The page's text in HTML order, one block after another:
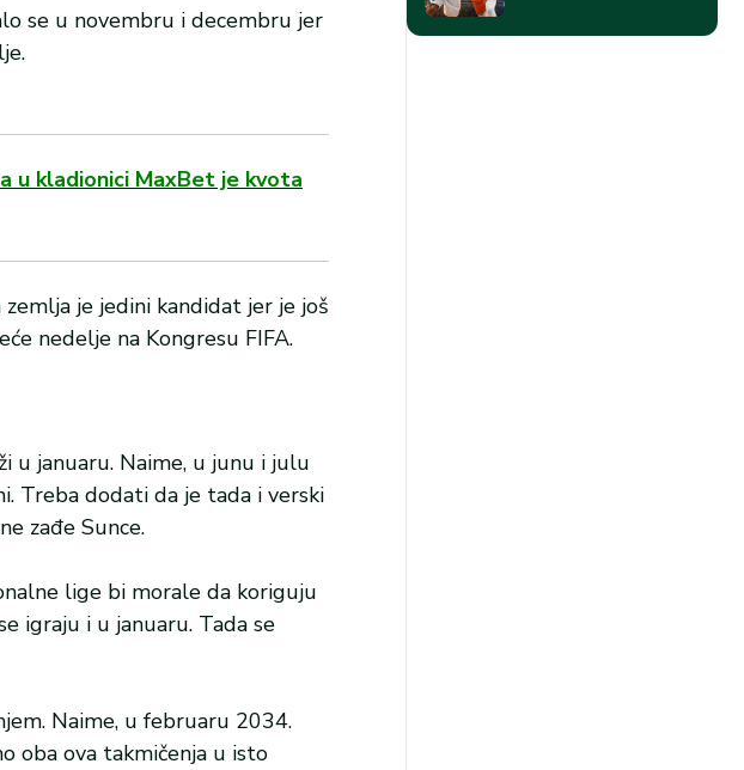
se u novembru i decembru jer
u kladionici MaxBet je kvota
je jedini kandidat jer je još
nedelje na Kongresu FIFA.
u januaru. Naime, u junu i julu
Treba dodati da je tada i verski
zađe Sunce.
lige bi morale da koriguju
igraju i u januaru. Tada se
Naime, u februaru 2034.
oba ova takmičenja u isto